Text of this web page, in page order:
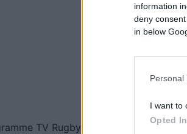
information
deny
in below
Personal
I want to
Opted In
TV Rugby >